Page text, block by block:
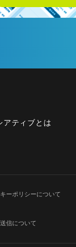
アティブとは
ーポリシーについて
信について